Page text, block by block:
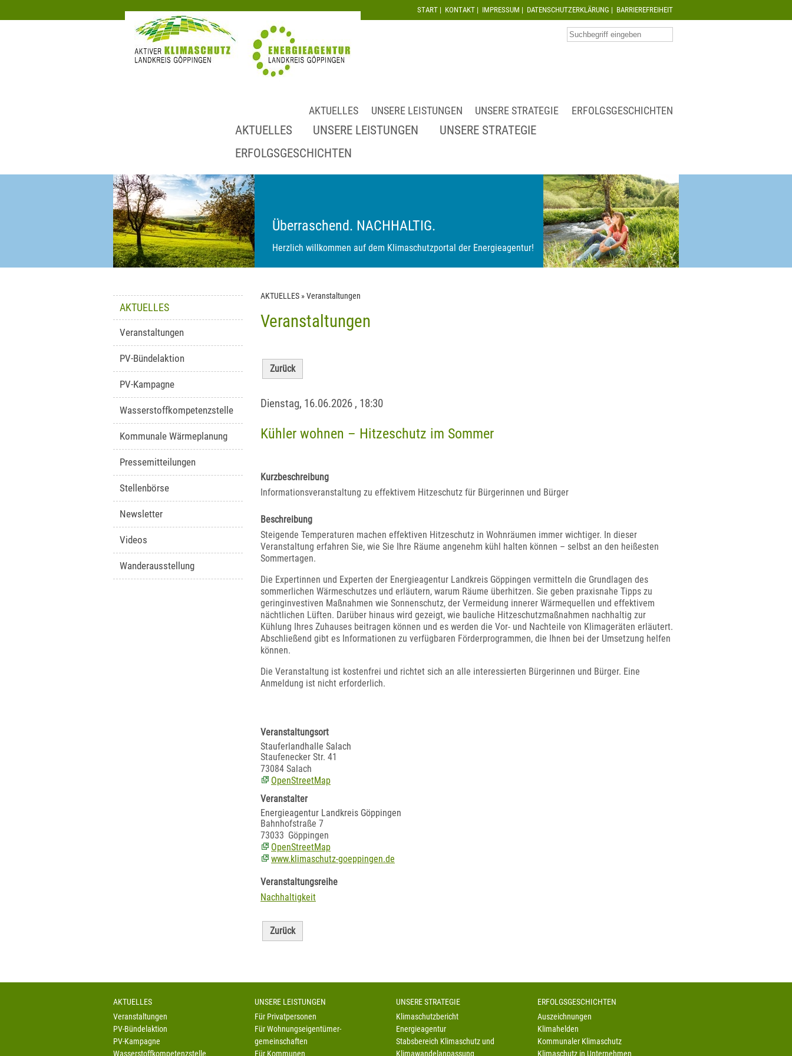
START | KONTAKT | IMPRESSUM | DATENSCHUTZERKLÄRUNG | BARRIEREFREIHEIT
AKTUELLES UNSERE LEISTUNGEN UNSERE STRATEGIE ERFOLGSGESCHICHTEN
AKTUELLES UNSERE LEISTUNGEN
UNSERE STRATEGIE
ERFOLGSGESCHICHTEN
Überraschend. NACHHALTIG.
Herzlich willkommen auf dem Klimaschutzportal der Energieagentur!
AKTUELLES
Veranstaltungen
PV-Bündelaktion
PV-Kampagne
Wasserstoffkompetenzstelle
Kommunale Wärmeplanung
Pressemitteilungen
Stellenbörse
Newsletter
Videos
Wanderausstellung
AKTUELLES »Veranstaltungen
Veranstaltungen
Zurück
Dienstag, 16.06.2026 , 18:30
Kühler wohnen – Hitzeschutz im Sommer
Kurzbeschreibung
Informationsveranstaltung zu effektivem Hitzeschutz für Bürgerinnen und Bürger
Beschreibung
Steigende Temperaturen machen effektiven Hitzeschutz in Wohnräumen immer wichtiger. In dieser
Veranstaltung erfahren Sie, wie Sie Ihre Räume angenehm kühl halten können – selbst an den heißesten
Sommertagen.
Die Expertinnen und Experten der Energieagentur Landkreis Göppingen vermitteln die Grundlagen des
sommerlichen Wärmeschutzes und erläutern, warum Räume überhitzen. Sie geben praxisnahe Tipps zu
geringinvestiven Maßnahmen wie Sonnenschutz, der Vermeidung innerer Wärmequellen und effektivem
nächtlichen Lüften. Darüber hinaus wird gezeigt, wie bauliche Hitzeschutzmaßnahmen nachhaltig zur
Kühlung Ihres Zuhauses beitragen können und es werden die Vor- und Nachteile von Klimageräten erläutert.
Abschließend gibt es Informationen zu verfügbaren Förderprogrammen, die Ihnen bei der Umsetzung helfen
können.
Die Veranstaltung ist kostenfrei und richtet sich an alle interessierten Bürgerinnen und Bürger. Eine
Anmeldung ist nicht erforderlich.
Veranstaltungsort
Stauferlandhalle Salach
Staufenecker Str. 41
73084 Salach
OpenStreetMap
Veranstalter
Energieagentur Landkreis Göppingen
Bahnhofstraße 7
73033 Göppingen
OpenStreetMap
www.klimaschutz-goeppingen.de
Veranstaltungsreihe
Nachhaltigkeit
Zurück
AKTUELLES
Veranstaltungen
PV-Bündelaktion
PV-Kampagne
Wasserstoffkompetenzstelle
UNSERE LEISTUNGEN
Für Privatpersonen
Für Wohnungseigentümer-
gemeinschaften
Für Kommunen
UNSERE STRATEGIE
Klimaschutzbericht
Energieagentur
Stabsbereich Klimaschutz und
Klimawandelanpassung
ERFOLGSGESCHICHTEN
Auszeichnungen
Klimahelden
Kommunaler Klimaschutz
Klimaschutz in Unternehmen